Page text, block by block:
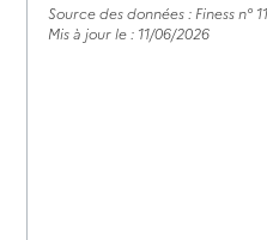
Source des données : Finess n°
Mis à jour le : 11/06/2026